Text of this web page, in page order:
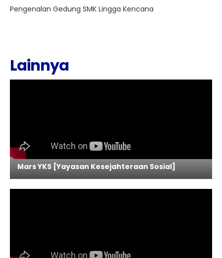
Pengenalan Gedung SMK Lingga Kencana
Lainnya
Mars YKS [Yayasan Kesejahteraan Sosial]